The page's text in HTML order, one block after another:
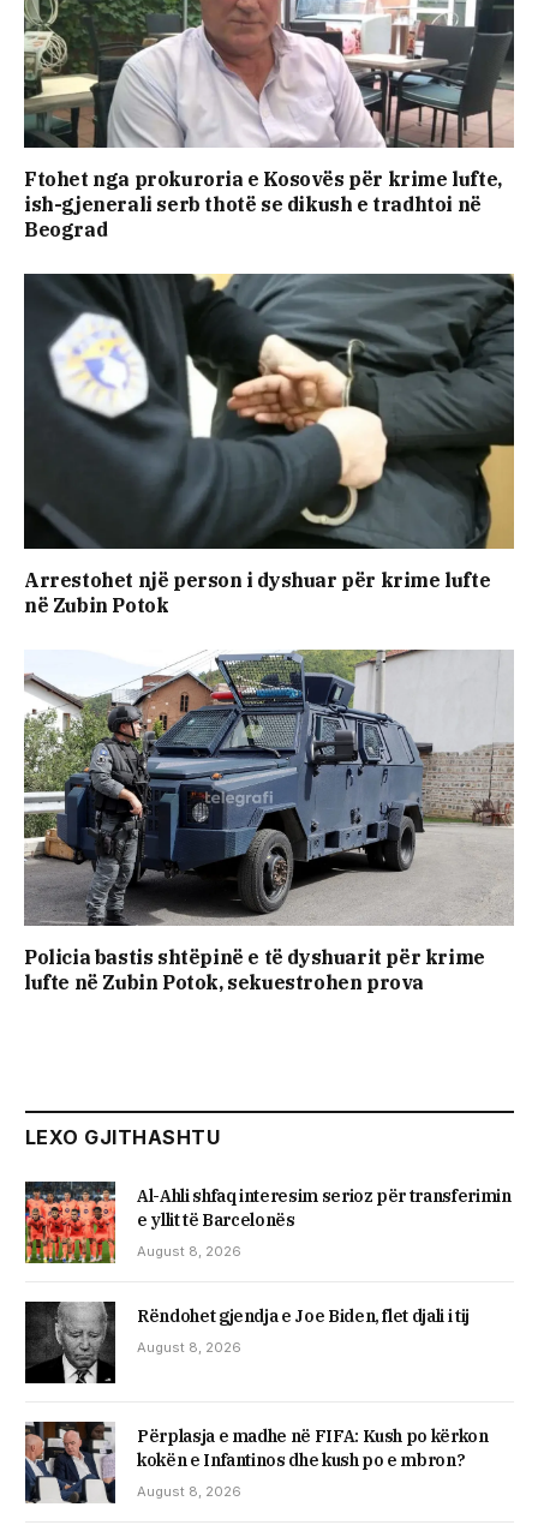
Ftohet nga prokuroria e Kosovës për krime lufte,
ish-gjenerali serb thotë se dikush e tradhtoi në
Beograd
Arrestohet një person i dyshuar për krime lufte
në Zubin Potok
Policia bastis shtëpinë e të dyshuarit për krime
lufte në Zubin Potok, sekuestrohen prova
LEXO GJITHASHTU
Al-Ahli shfaq interesim serioz për transferimin
e yllit të Barcelonës
August 8, 2026
Rëndohet gjendja e Joe Biden, flet djali i tij
August 8, 2026
Përplasja e madhe në FIFA: Kush po kërkon
kokën e Infantinos dhe kush po e mbron?
August 8, 2026